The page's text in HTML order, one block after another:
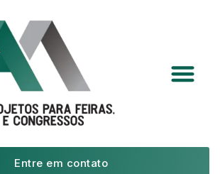
Entre em contato